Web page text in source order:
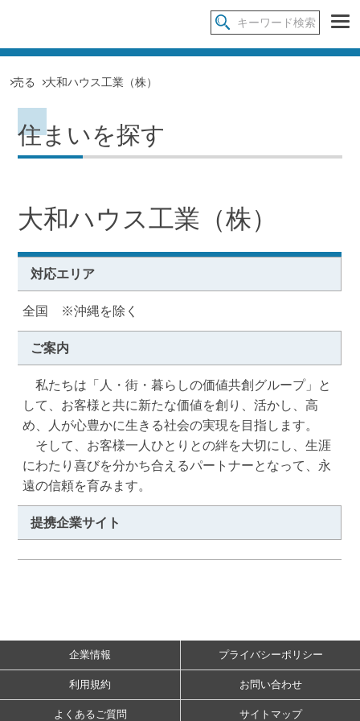
売る 大和ハウス工業（株）
住まいを探す
大和ハウス工業（株）
対応エリア
全国 ※沖縄を除く
ご案内
私たちは「人・街・暮らしの価値共創グループ」と
して、お客様と共に新たな価値を創り、活かし、高
め、人が心豊かに生きる社会の実現を目指します。
そして、お客様一人ひとりとの絆を大切にし、生涯
にわたり喜びを分かち合えるパートナーとなって、永
遠の信頼を育みます。
提携企業サイト
企業情報 プライバシーポリシー
利用規約 お問い合わせ
よくあるご質問 サイトマップ